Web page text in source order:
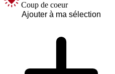
Coup de coeur
Ajouter à ma sélection